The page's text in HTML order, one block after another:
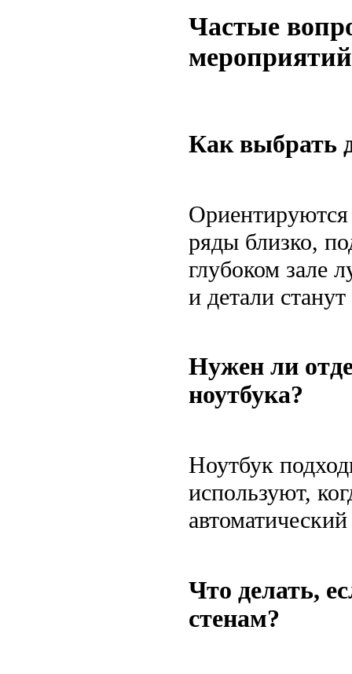
Частые
мероприятий
Как выбрать
Ориентируются
ряды близко,
глубоком зале
и детали
Нужен ли
ноутбука?
Ноутбук
используют,
Что делать,
стенам?